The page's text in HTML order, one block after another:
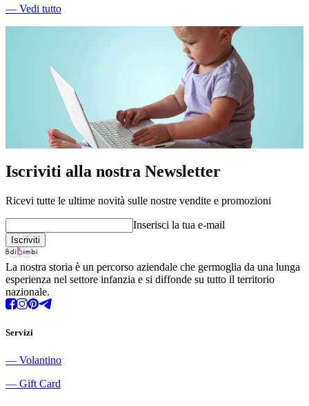
― Vedi tutto
Iscriviti alla nostra Newsletter
Ricevi tutte le ultime novità sulle nostre vendite e promozioni
Inserisci la tua e-mail
La nostra storia è un percorso aziendale che germoglia da una lunga
esperienza nel settore infanzia e si diffonde su tutto il territorio
nazionale.
Servizi
― Volantino
― Gift Card